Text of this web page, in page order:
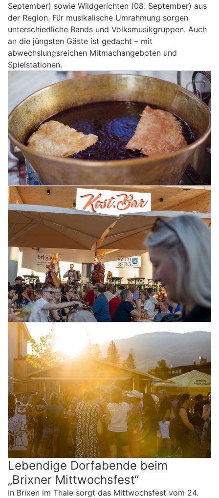
September) sowie Wildgerichten (08. September) aus
der Region. Für musikalische Umrahmung sorgen
unterschiedliche Bands und Volksmusikgruppen. Auch
an die jüngsten Gäste ist gedacht – mit
abwechslungsreichen Mitmachangeboten und
Spielstationen.
Lebendige Dorfabende beim
„Brixner Mittwochsfest“
In Brixen im Thale sorgt das Mittwochsfest vom 24.